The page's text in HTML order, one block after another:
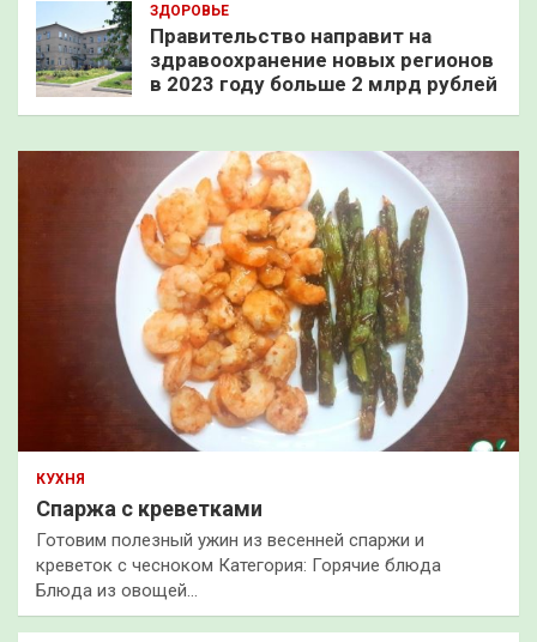
ЗДОРОВЬЕ
Правительство направит на
здравоохранение новых регионов
в 2023 году больше 2 млрд рублей
КУХНЯ
Спаржа с креветками
Готовим полезный ужин из весенней спаржи и
креветок с чесноком Категория: Горячие блюда
Блюда из овощей…